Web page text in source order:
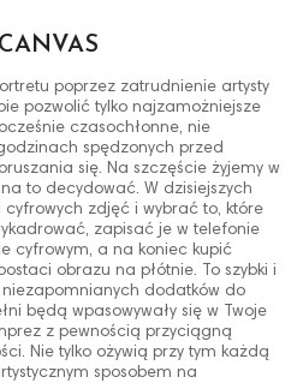
poprzez zatrudnienie artysty
pozwolić tylko najzamożniejsze
czasochłonne, nie
spędzonych przed
się. Na szczęście żyjemy w
to decydować. W dzisiejszych
zdjęć i wybrać to, które
zapisać je w telefonie
cyfrowym, a na koniec kupić
obrazu na płótnie. To szybki i
niezapomnianych dodatków do
będą wpasowywały się w Twoje
z pewnością przyciągną
Nie tylko ożywią przy tym każdą
sposobem na